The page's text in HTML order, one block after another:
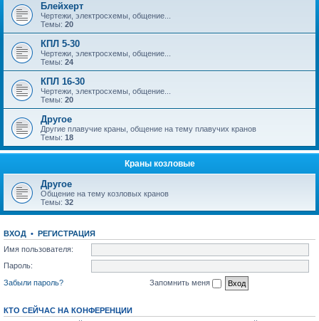
Блейхерт
Чертежи, электросхемы, общение...
Темы: 20
КПЛ 5-30
Чертежи, электросхемы, общение...
Темы: 24
КПЛ 16-30
Чертежи, электросхемы, общение...
Темы: 20
Другое
Другие плавучие краны, общение на тему плавучих кранов
Темы: 18
Краны козловые
Другое
Общение на тему козловых кранов
Темы: 32
ВХОД • РЕГИСТРАЦИЯ
Имя пользователя:
Пароль:
Забыли пароль?
Запомнить меня
КТО СЕЙЧАС НА КОНФЕРЕНЦИИ